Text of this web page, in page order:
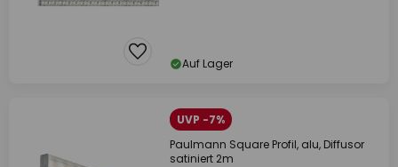
Auf Lager
UVP -7%
Paulmann Square Profil, alu, Diffusor
satiniert 2m